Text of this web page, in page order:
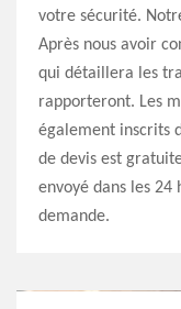
votre sécurité.
Après nous avoir
qui détaillera les
rapporteront. Les
également inscrits
de devis est
envoyé dans les
demande.